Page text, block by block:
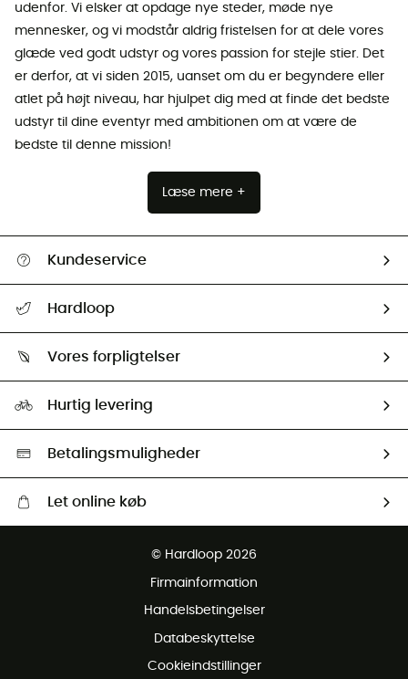
udenfor. Vi elsker at opdage nye steder, møde nye
mennesker, og vi modstår aldrig fristelsen for at dele vores
glæde ved godt udstyr og vores passion for stejle stier. Det
er derfor, at vi siden 2015, uanset om du er begyndere eller
atlet på højt niveau, har hjulpet dig med at finde det bedste
udstyr til dine eventyr med ambitionen om at være de
bedste til denne mission!
Læse mere +
Kundeservice
Returnering & Tilbagebetaling
Hardloop
Our ambassadors
Vores forpligtelser
HardGreen Udvalg
Hurtig levering
Betalingsmuligheder
Let online køb
© Hardloop 2026
Firmainformation
Handelsbetingelser
Databeskyttelse
Cookieindstillinger